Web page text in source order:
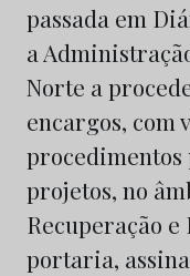
passada em
a
Norte a
encargos, com
procedimentos
projetos, no
Recuperação e
portaria,